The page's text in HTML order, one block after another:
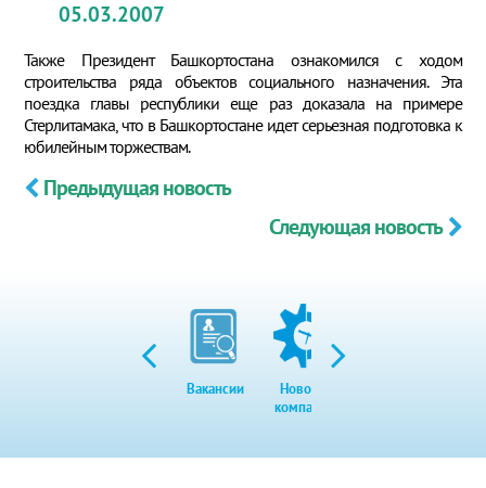
05.03.2007
Также Президент Башкортостана ознакомился с ходом
строительства ряда объектов социального назначения. Эта
поездка главы республики еще раз доказала на примере
Стерлитамака, что в Башкортостане идет серьезная подготовка к
юбилейным торжествам.
Предыдущая новость
Следующая новость
Вакансии
Новости
компании